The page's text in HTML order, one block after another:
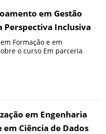
em Gestão
Perspectiva Inclusiva
Formação e em
o curso Em parceria
em Engenharia
Ciência de Dados